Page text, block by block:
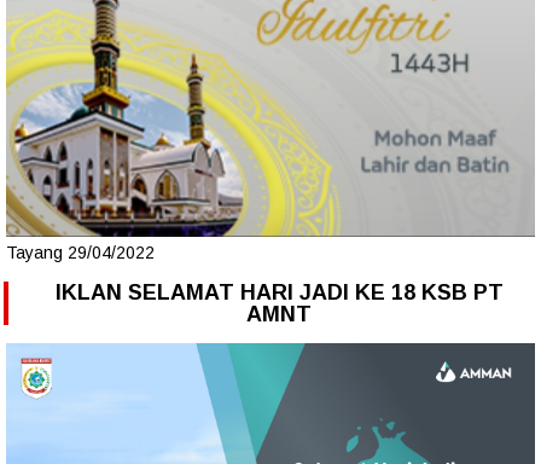
Tayang 29/04/2022
IKLAN SELAMAT HARI JADI KE 18 KSB PT
AMNT